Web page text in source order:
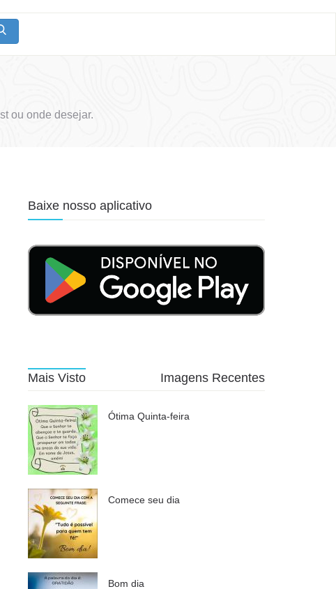
ou onde desejar.
Baixe nosso aplicativo
Mais Visto Imagens Recentes
Ótima Quinta-feira
Comece seu dia
Bom dia